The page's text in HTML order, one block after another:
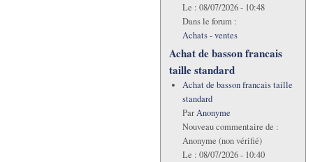
Le : 08/07/2026 - 10:48
Dans le forum :
Achats - ventes
Achat de basson francais
taille standard
Achat de basson francais taille
standard
ParAnonyme
Nouveau commentaire de :
Anonyme (non vérifié)
Le : 08/07/2026 - 10:40